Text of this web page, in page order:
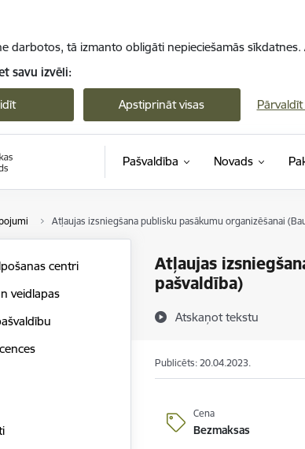
darbotos, tā izmanto obligāti nepieciešamās
savu izvēli:
Apstiprināt visas
Pašvaldība Novads
Atļaujas izsniegšana publisku pasākumu organizēšanai
Atļaujas
pašvaldība)
Atskaņot tekstu
centri
veidlapas
Publicēts: 20.04.2023.
Cena
Bezmaksas